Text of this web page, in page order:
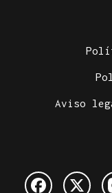
Aviso